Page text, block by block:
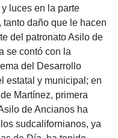
luces en la parte
tanto daño que le hacen
del patronato Asilo de
se contó con la
del Desarrollo
estatal y municipal; en
Martínez, primera
de Ancianos ha
sudcalifornianos, ya